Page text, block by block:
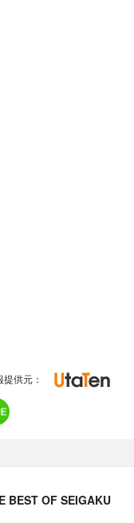
提供元：
BEST OF SEIGAKU